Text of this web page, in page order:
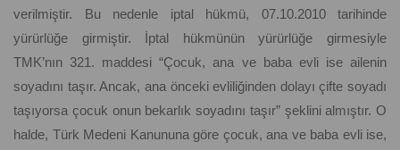
verilmiştir. Bu nedenle iptal hükmü, 07.10.2010 tarihinde
yürürlüğe girmiştir. İptal hükmünün yürürlüğe girmesiyle
TMK’nın 321. maddesi “Çocuk, ana ve baba evli ise ailenin
soyadını taşır. Ancak, ana önceki evliliğinden dolayı çifte soyadı
taşıyorsa çocuk onun bekarlık soyadını taşır” şeklini almıştır. O
halde, Türk Medeni Kanununa göre çocuk, ana ve baba evli ise,